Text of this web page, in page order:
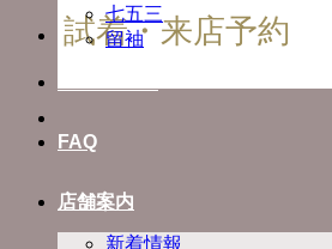
試着・来店予約
七五三
留袖
FAQ
店舗案内
新着情報